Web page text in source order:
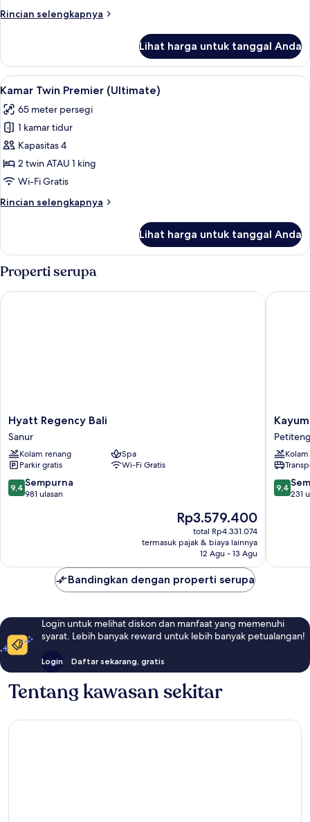
Rincian selengkapnya
Rincian
Ultimate
Premier
King
Lihat harga untuk tanggal Anda
Lihat
semua
foto
untuk
Kamar
Twin
Premier
1 kamar tidur, seprai premium,
11
Kamar Twin Premier (Ultimate)
65 meter persegi
1 kamar tidur
Kapasitas 4
2 twin ATAU 1 king
Wi-Fi Gratis
Rincian selengkapnya
Rincian
Kamar
Premier
Lihat harga untuk tanggal Anda
Properti serupa
Hyatt
Regency
Bali
Sanur
Hyatt Regency Bali
Sanur
Kolam renang
Spa
Parkir gratis
Wi-Fi Gratis
9.4
dari
9,4 Sempurna
981 ulasan
Harga
sekarang
Rp3.579.400
Rp3.579.400
total Rp4.331.074
termasuk pajak & biaya lainnya
12 Agu - 13 Agu
Hyatt Regency Bali
Resort
9.4
dari
9,4
231
Bandingkan dengan properti serupa
Login untuk melihat diskon dan manfaat yang memenuhi
syarat. Lebih banyak reward untuk lebih banyak petualangan!
Login Daftar sekarang, gratis
Tentang kawasan sekitar